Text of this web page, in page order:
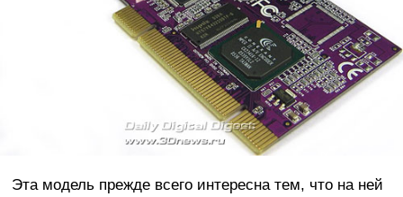
Эта модель прежде всего интересна тем, что на ней